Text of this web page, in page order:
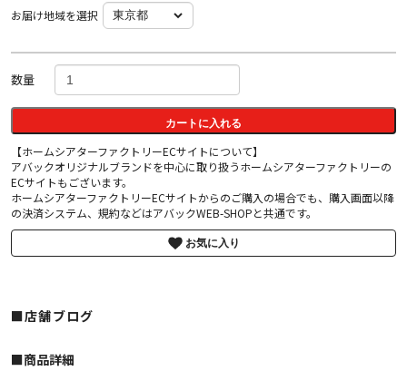
お届け地域を選択
数量
カートに入れる
【ホームシアターファクトリーECサイトについて】
アバックオリジナルブランドを中心に取り扱うホームシアターファクトリーの
ECサイトもございます。
ホームシアターファクトリーECサイトからのご購入の場合でも、購入画面以降
の決済システム、規約などはアバックWEB-SHOPと共通です。
お気に入り
■店舗ブログ
■︎商品詳細